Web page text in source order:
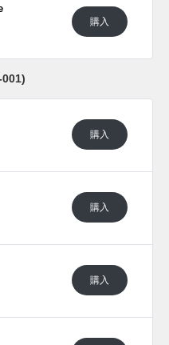
購入
購入
購入
購入